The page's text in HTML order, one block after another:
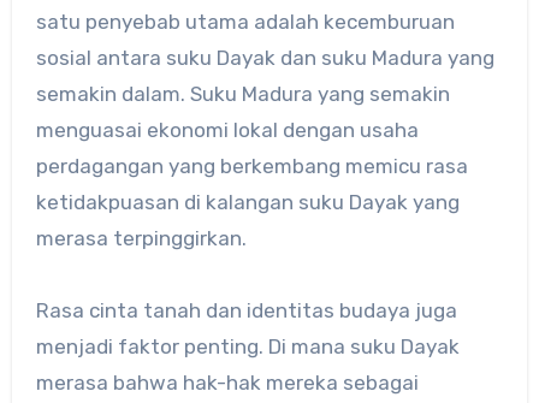
satu penyebab utama adalah kecemburuan
sosial antara suku Dayak dan suku Madura yang
semakin dalam. Suku Madura yang semakin
menguasai ekonomi lokal dengan usaha
perdagangan yang berkembang memicu rasa
ketidakpuasan di kalangan suku Dayak yang
merasa terpinggirkan.
Rasa cinta tanah dan identitas budaya juga
menjadi faktor penting. Di mana suku Dayak
merasa bahwa hak-hak mereka sebagai